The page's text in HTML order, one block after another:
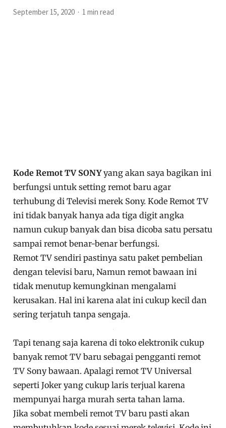
September 15, 2020 1 min read
Kode Remot TV SONYyang akan saya bagikan ini
berfungsi untuk setting remot baru agar
terhubung di Televisi merek Sony. Kode Remot TV
ini tidak banyak hanya ada tiga digit angka
namun cukup banyak dan bisa dicoba satu persatu
sampai remot benar-benar berfungsi.
Remot TV sendiri pastinya satu paket pembelian
dengan televisi baru, Namun remot bawaan ini
tidak menutup kemungkinan mengalami
kerusakan. Hal ini karena alat ini cukup kecil dan
sering terjatuh tanpa sengaja.